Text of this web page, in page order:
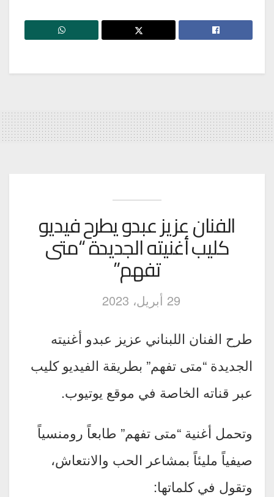
الفنان عزيز عبدو يطرح فيديو
كليب أغنيته الجديدة “متى
تفهم”
29 أبريل، 2023
طرح الفنان اللبناني عزيز عبدو أغنيته
الجديدة “متى تفهم” بطريقة الفيديو كليب
عبر قناته الخاصة في موقع يوتيوب.
وتحمل أغنية “متى تفهم” طابعاً رومنسياً
صيفياً مليئاً بمشاعر الحب والانتعاش،
وتقول في كلماتها: